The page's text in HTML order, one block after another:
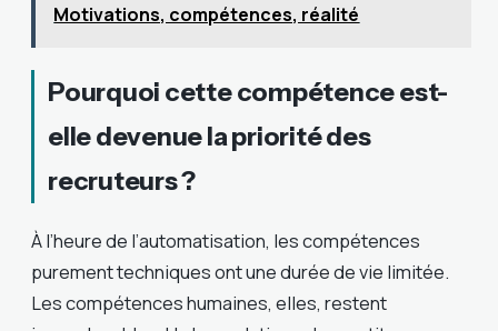
Motivations, compétences, réalité
Pourquoi cette compétence est-
elle devenue la priorité des
recruteurs ?
À l’heure de l’automatisation, les compétences
purement techniques ont une durée de vie limitée.
Les compétences humaines, elles, restent